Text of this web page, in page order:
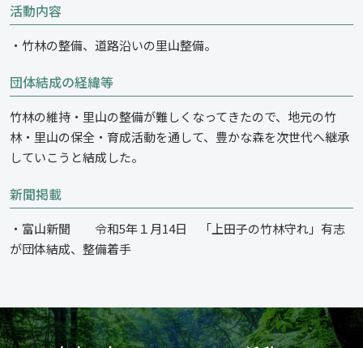
活動内容
・竹林の整備、道路沿いの里山整備。
団体結成の経緯等
竹林の維持・里山の整備が難しくなってきたので、地元の竹
林・里山の保全・育成活動を通して、豊かな森を次世代へ継承
していこうと結成した。
新聞掲載
・富山新聞 令和5年１月14日 「上田子の竹林守れ」有志
が団体結成、整備着手